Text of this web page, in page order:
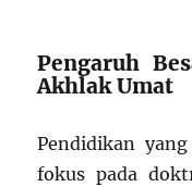
Pengaruh
Akhlak Umat
Pendidikan
fokus pada